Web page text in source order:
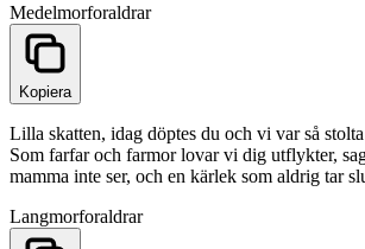
Medelmorforaldrar
Kopiera
Lilla skatten, idag döptes du och vi var så
Som farfar och farmor lovar vi dig utflykter,
mamma inte ser, och en kärlek som aldrig tar
Langmorforaldrar